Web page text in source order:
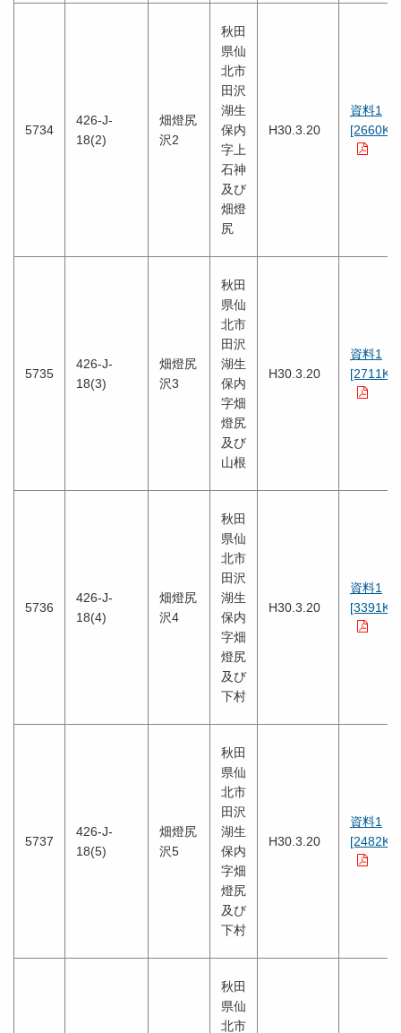
5734
426-J-
18(2)
畑燈尻
沢2
秋田
県仙
北市
田沢
湖生
保内
字上
石神
及び
畑燈
尻
H30.3.20
資料1
[2660KB]
5735
426-J-
18(3)
畑燈尻
沢3
秋田
県仙
北市
田沢
湖生
保内
字畑
燈尻
及び
山根
H30.3.20
資料1
[2711KB]
5736
426-J-
18(4)
畑燈尻
沢4
秋田
県仙
北市
田沢
湖生
保内
字畑
燈尻
及び
下村
H30.3.20
資料1
[3391KB]
5737
426-J-
18(5)
畑燈尻
沢5
秋田
県仙
北市
田沢
湖生
保内
字畑
燈尻
及び
下村
H30.3.20
資料1
[2482KB]
秋田
県仙
北市